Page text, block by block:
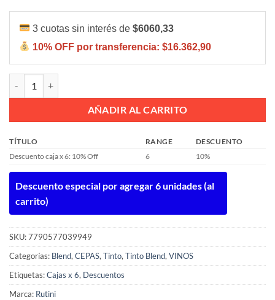
3 cuotas sin interés de$6060,33
10% OFF por transferencia:$16.362,90
AÑADIR AL CARRITO
TÍTULO RANGE
DESCUENTO
Descuento caja x 6: 10% Off
6 10%
Descuento especial por agregar 6 unidades (al
carrito)
SKU:7790577039949
Categorías: Blend,CEPAS,Tinto,Tinto Blend,VINOS
Etiquetas:Cajas x 6, Descuentos
Marca: Rutini